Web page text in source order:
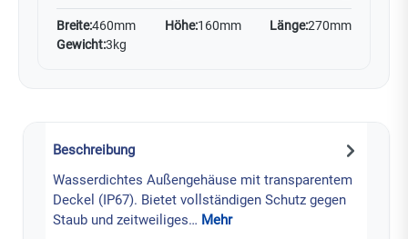
Breite:460mm Höhe:160mm Länge:270mm
Gewicht:3kg
Beschreibung
Wasserdichtes Außengehäuse mit transparentem
Deckel (IP67). Bietet vollständigen Schutz gegen
Staub und zeitweiliges… Mehr